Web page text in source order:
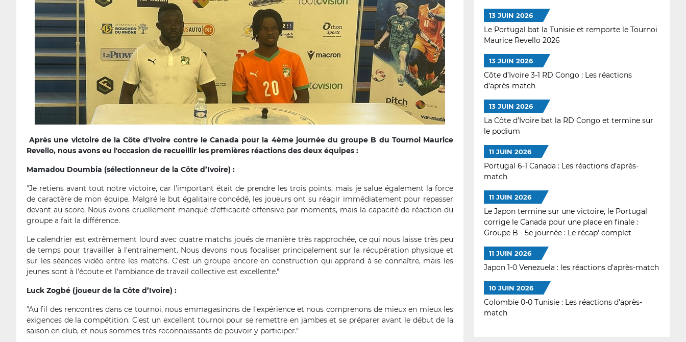
Après une victoire de la Côte d'Ivoire contre le Canada pour la 4ème journée du groupe B du Tournoi Maurice
Revello, nous avons eu l'occasion de recueillir les premières réactions des deux équipes :
Mamadou Doumbia (sélectionneur de la Côte d’Ivoire) :
"Je retiens avant tout notre victoire, car l'important était de prendre les trois points, mais je salue également la force
de caractère de mon équipe. Malgré le but égalitaire concédé, les joueurs ont su réagir immédiatement pour repasser
devant au score. Nous avons cruellement manqué d'efficacité offensive par moments, mais la capacité de réaction du
groupe a fait la différence.
Le calendrier est extrêmement lourd avec quatre matchs joués de manière très rapprochée, ce qui nous laisse très peu
de temps pour travailler à l'entraînement. Nous devons nous focaliser principalement sur la récupération physique et
sur les séances vidéo entre les matchs. C'est un groupe encore en construction qui apprend à se connaître, mais les
jeunes sont à l'écoute et l'ambiance de travail collective est excellente."
Luck Zogbé (joueur de la Côte d’Ivoire) :
"Au fil des rencontres dans ce tournoi, nous emmagasinons de l'expérience et nous comprenons de mieux en mieux les
exigences de la compétition. C'est un excellent tournoi pour se remettre en jambes et se préparer avant le début de la
saison en club, et nous sommes très reconnaissants de pouvoir y participer."
13 JUIN 2026
Le Portugal bat la Tunisie et remporte le Tournoi
Maurice Revello 2026
13 JUIN 2026
Côte d’Ivoire 3-1 RD Congo : Les réactions
d’après-match
13 JUIN 2026
La Côte d’Ivoire bat la RD Congo et termine sur
le podium
11 JUIN 2026
Portugal 6-1 Canada : Les réactions d’après-
match
11 JUIN 2026
Le Japon termine sur une victoire, le Portugal
corrige le Canada pour une place en finale :
Groupe B - 5e journée : Le récap' complet
11 JUIN 2026
Japon 1-0 Venezuela : les réactions d'après-match
10 JUIN 2026
Colombie 0-0 Tunisie : Les réactions d'après-
match